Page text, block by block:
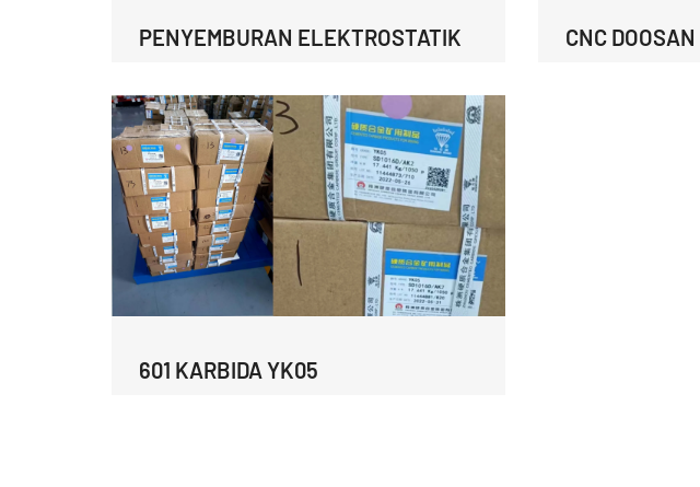
PENYEMBURAN ELEKTROSTATIK CNC DOOSAN
601 KARBIDA YK05